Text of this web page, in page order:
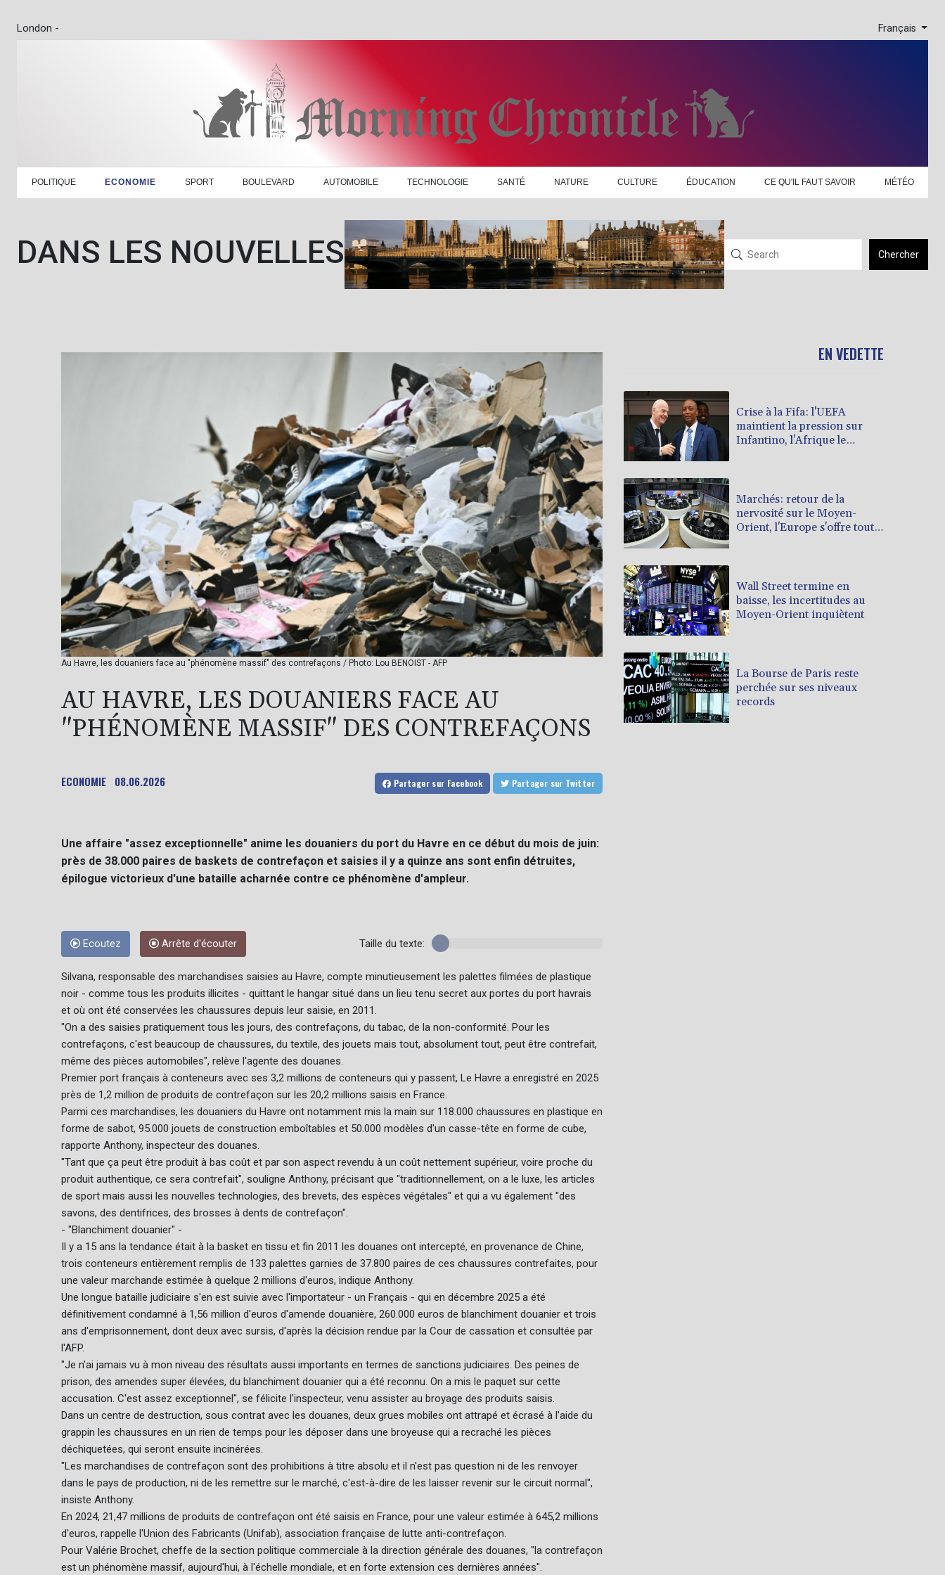
London - Français
POLITIQUE ECONOMIE SPORT BOULEVARD AUTOMOBILE TECHNOLOGIE SANTÉ NATURE CULTURE ÉDUCATION CE QU'IL FAUT SAVOIR MÉTÉO
DANS LES NOUVELLES Chercher
Au Havre, les douaniers face au "phénomène massif" des contrefaçons / Photo: Lou BENOIST - AFP
AU HAVRE, LES DOUANIERS FACE AU
"PHÉNOMÈNE MASSIF" DES CONTREFAÇONS
ECONOMIE 08.06.2026 Partager sur Facebook Partager sur Twitter
Une affaire "assez exceptionnelle" anime les douaniers du port du Havre en ce début du mois de juin:
près de 38.000 paires de baskets de contrefaçon et saisies il y a quinze ans sont enfin détruites,
épilogue victorieux d'une bataille acharnée contre ce phénomène d'ampleur.
Ecoutez Arrête d'écouter Taille du texte:
Silvana, responsable des marchandises saisies au Havre, compte minutieusement les palettes filmées de plastique
noir - comme tous les produits illicites - quittant le hangar situé dans un lieu tenu secret aux portes du port havrais
et où ont été conservées les chaussures depuis leur saisie, en 2011.
"On a des saisies pratiquement tous les jours, des contrefaçons, du tabac, de la non-conformité. Pour les
contrefaçons, c'est beaucoup de chaussures, du textile, des jouets mais tout, absolument tout, peut être contrefait,
même des pièces automobiles", relève l'agente des douanes.
Premier port français à conteneurs avec ses 3,2 millions de conteneurs qui y passent, Le Havre a enregistré en 2025
près de 1,2 million de produits de contrefaçon sur les 20,2 millions saisis en France.
Parmi ces marchandises, les douaniers du Havre ont notamment mis la main sur 118.000 chaussures en plastique en
forme de sabot, 95.000 jouets de construction emboîtables et 50.000 modèles d'un casse-tête en forme de cube,
rapporte Anthony, inspecteur des douanes.
"Tant que ça peut être produit à bas coût et par son aspect revendu à un coût nettement supérieur, voire proche du
produit authentique, ce sera contrefait", souligne Anthony, précisant que "traditionnellement, on a le luxe, les articles
de sport mais aussi les nouvelles technologies, des brevets, des espèces végétales" et qui a vu également "des
savons, des dentifrices, des brosses à dents de contrefaçon".
- "Blanchiment douanier" -
Il y a 15 ans la tendance était à la basket en tissu et fin 2011 les douanes ont intercepté, en provenance de Chine,
trois conteneurs entièrement remplis de 133 palettes garnies de 37.800 paires de ces chaussures contrefaites, pour
une valeur marchande estimée à quelque 2 millions d'euros, indique Anthony.
Une longue bataille judiciaire s'en est suivie avec l'importateur - un Français - qui en décembre 2025 a été
définitivement condamné à 1,56 million d'euros d'amende douanière, 260.000 euros de blanchiment douanier et trois
ans d'emprisonnement, dont deux avec sursis, d'après la décision rendue par la Cour de cassation et consultée par
l'AFP.
"Je n'ai jamais vu à mon niveau des résultats aussi importants en termes de sanctions judiciaires. Des peines de
prison, des amendes super élevées, du blanchiment douanier qui a été reconnu. On a mis le paquet sur cette
accusation. C'est assez exceptionnel", se félicite l'inspecteur, venu assister au broyage des produits saisis.
Dans un centre de destruction, sous contrat avec les douanes, deux grues mobiles ont attrapé et écrasé à l'aide du
grappin les chaussures en un rien de temps pour les déposer dans une broyeuse qui a recraché les pièces
déchiquetées, qui seront ensuite incinérées.
"Les marchandises de contrefaçon sont des prohibitions à titre absolu et il n'est pas question ni de les renvoyer
dans le pays de production, ni de les remettre sur le marché, c'est-à-dire de les laisser revenir sur le circuit normal",
insiste Anthony.
En 2024, 21,47 millions de produits de contrefaçon ont été saisis en France, pour une valeur estimée à 645,2 millions
d'euros, rappelle l'Union des Fabricants (Unifab), association française de lutte anti-contrefaçon.
Pour Valérie Brochet, cheffe de la section politique commerciale à la direction générale des douanes, "la contrefaçon
est un phénomène massif, aujourd'hui, à l'échelle mondiale, et en forte extension ces dernières années".
EN VEDETTE
Crise à la Fifa: l'UEFA
maintient la pression sur
Infantino, l'Afrique le
Marchés: retour de la
nervosité sur le Moyen-
Orient, l'Europe s'offre tout
Wall Street termine en
baisse, les incertitudes au
Moyen-Orient inquiètent
La Bourse de Paris reste
perchée sur ses niveaux
records